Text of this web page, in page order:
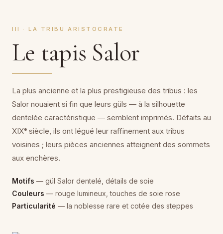
III · LA TRIBU ARISTOCRATE
Le tapis Salor
La plus ancienne et la plus prestigieuse des tribus : les
Salor nouaient si fin que leurs güls — à la silhouette
dentelée caractéristique — semblent imprimés. Défaits au
XIXᵉ siècle, ils ont légué leur raffinement aux tribus
voisines ; leurs pièces anciennes atteignent des sommets
aux enchères.
Motifs — gül Salor dentelé, détails de soie
Couleurs — rouge lumineux, touches de soie rose
Particularité — la noblesse rare et cotée des steppes